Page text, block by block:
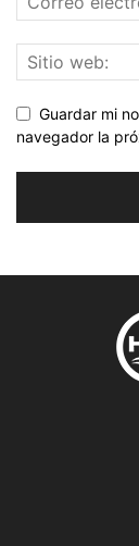
Guardar mi
navegador la